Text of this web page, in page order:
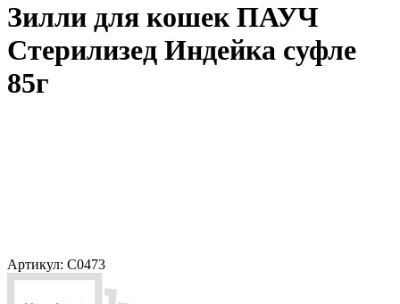
Зилли для кошек ПАУЧ
Стерилизед Индейка суфле
85г
Артикул: C0473